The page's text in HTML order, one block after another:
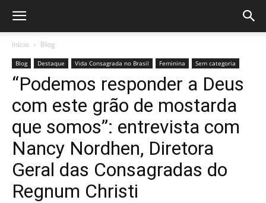
Início Blog
Blog Destaque Vida Consagrada no Brasil Feminina Sem categoria
“Podemos responder a Deus
com este grão de mostarda
que somos”: entrevista com
Nancy Nordhen, Diretora
Geral das Consagradas do
Regnum Christi